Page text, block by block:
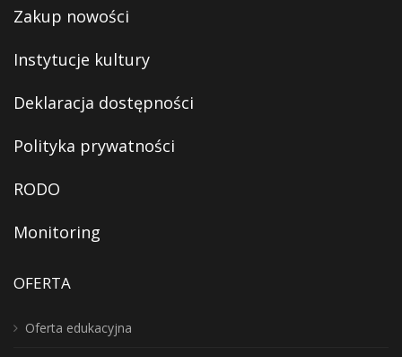
Zakup nowości
Instytucje kultury
Deklaracja dostępności
Polityka prywatności
RODO
Monitoring
OFERTA
Oferta edukacyjna